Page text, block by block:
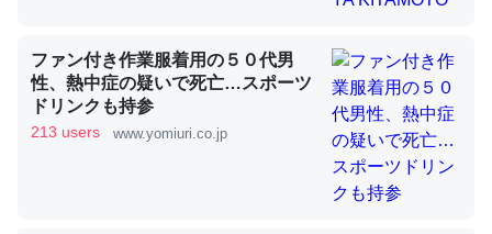
ちょうど同じ理由でEcho Show 8を設定中でした。Prime
とかSpotifyを支払う孝行もできる。一生で親と会える残
り時間を日数にすると1週間とかの人が多いそうだけど、
ファン付き作業服着用の５０代男
性、熱中症の疑いで死亡…スポーツ
ドリンクも持参
213 users www.yomiuri.co.jp